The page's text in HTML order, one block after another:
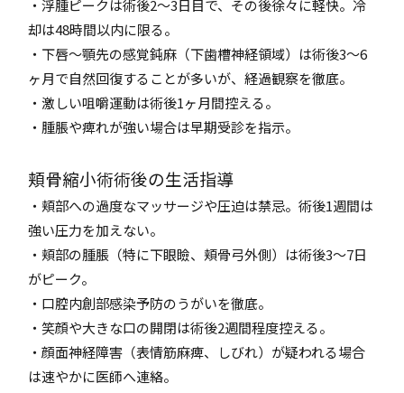
・浮腫ピークは術後2～3日目で、その後徐々に軽快。冷
却は48時間以内に限る。
・下唇～顎先の感覚鈍麻（下歯槽神経領域）は術後3～6
ヶ月で自然回復することが多いが、経過観察を徹底。
・激しい咀嚼運動は術後1ヶ月間控える。
・腫脹や痺れが強い場合は早期受診を指示。
頬骨縮小術術後の生活指導
・頬部への過度なマッサージや圧迫は禁忌。術後1週間は
強い圧力を加えない。
・頬部の腫脹（特に下眼瞼、頬骨弓外側）は術後3～7日
がピーク。
・口腔内創部感染予防のうがいを徹底。
・笑顔や大きな口の開閉は術後2週間程度控える。
・顔面神経障害（表情筋麻痺、しびれ）が疑われる場合
は速やかに医師へ連絡。